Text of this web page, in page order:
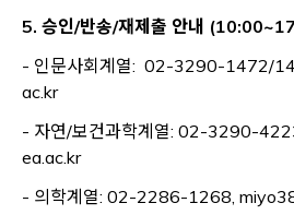
5. 승인/반송/재제출 안내
- 인문사회계열: 02-3290-1472/
ac.kr
- 자연/보건과학계열: 02-3290-
ea.ac.kr
- 의학계열: 02-2286-1268,